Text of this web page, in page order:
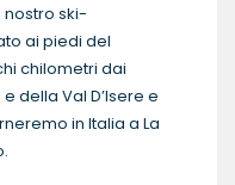
ski-
ai piedi del
chilometri dai
della Val D’Isere e
in Italia a La